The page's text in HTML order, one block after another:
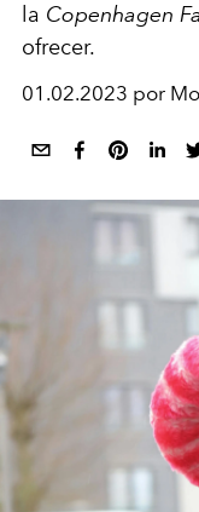
la Copenhagen
ofrecer.
01.02.2023 por